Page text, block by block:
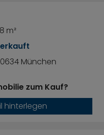
m²
München
zum Kauf?
hinterlegen